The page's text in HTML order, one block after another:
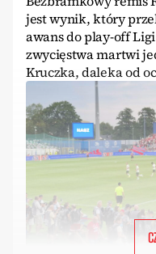
jest wynik, który
awans do play-off
zwycięstwa martwi
Kruczka, daleka od